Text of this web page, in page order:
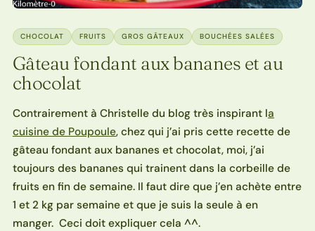
CHOCOLAT FRUITS GROS GÂTEAUX BOUCHÉES SALÉES
Gâteau fondant aux bananes et au
chocolat
Contrairement à Christelle du blog très inspirant la
cuisine de Poupoule, chez qui j’ai pris cette recette de
gâteau fondant aux bananes et chocolat, moi, j’ai
toujours des bananes qui trainent dans la corbeille de
fruits en fin de semaine. Il faut dire que j’en achète entre
1 et 2 kg par semaine et que je suis la seule à en
manger. Ceci doit expliquer cela ^^.